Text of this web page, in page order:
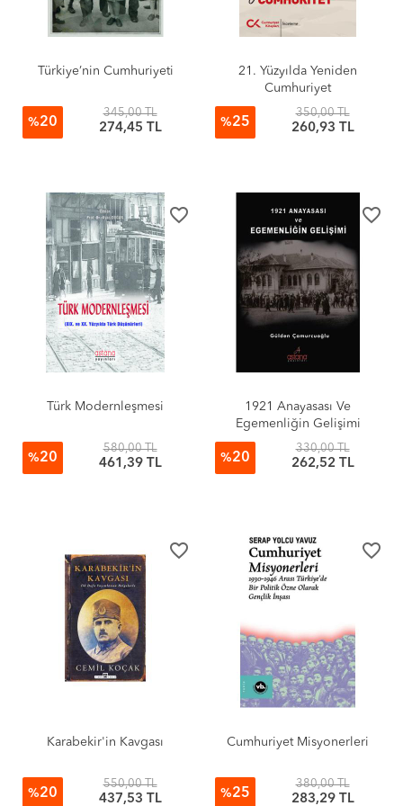
Türkiye’nin Cumhuriyeti
%20
345,00 TL
274,45 TL
21. Yüzyılda Yeniden
Cumhuriyet
%25
350,00 TL
260,93 TL
favorite_border
Türk Modernleşmesi
%20
580,00 TL
461,39 TL
favorite_border
1921 Anayasası Ve
Egemenliğin Gelişimi
%20
330,00 TL
262,52 TL
favorite_border
Karabekir'in Kavgası
%20
550,00 TL
437,53 TL
favorite_border
Cumhuriyet Misyonerleri
%25
380,00 TL
283,29 TL